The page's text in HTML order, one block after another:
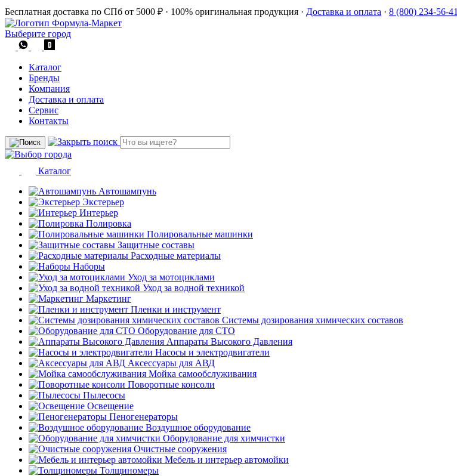
Бесплатная доставка по СПб от 5000 ₽ · 100% оригинальная продукция · Доставка и оплата · 8 (800) 234-56-41
Выберите город
Каталог
Бренды
Компания
Доставка и оплата
Сервис
Контакты
Каталог
Автошампунь
Экстерьер
Интерьер
Полировка
Полировальные машинки
Защитные составы
Расходные материалы
Наборы
Уход за мотоциклами
Уход за водной техникой
Маркетинг
Пленки и инструмент
Системы дозирования химических составов
Оборудование для СТО
Аппараты Высокого Давления
Насосы и электродвигатели
Аксессуары для АВД
Мойка самообслуживания
Поворотные консоли
Пылесосы
Освещение
Пеногенераторы
Воздушное оборудование
Оборудование для химчистки
Очистные сооружения
Мебель и интерьер автомойки
Толщиномеры